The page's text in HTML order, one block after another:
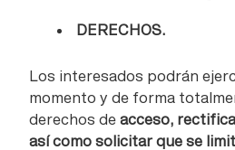
DERECHOS.
Los interesados podrán
momento y de forma
derechos deacceso,
así como solicitar que se